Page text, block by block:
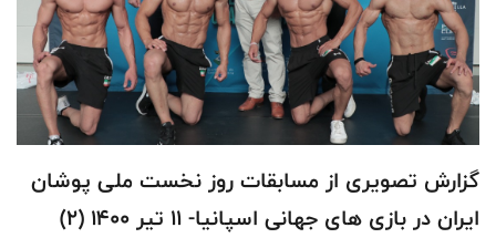
گزارش تصویری از مسابقات روز نخست ملی پوشان
ایران در بازی های جهانی اسپانیا- 11 تیر 1400 (2)